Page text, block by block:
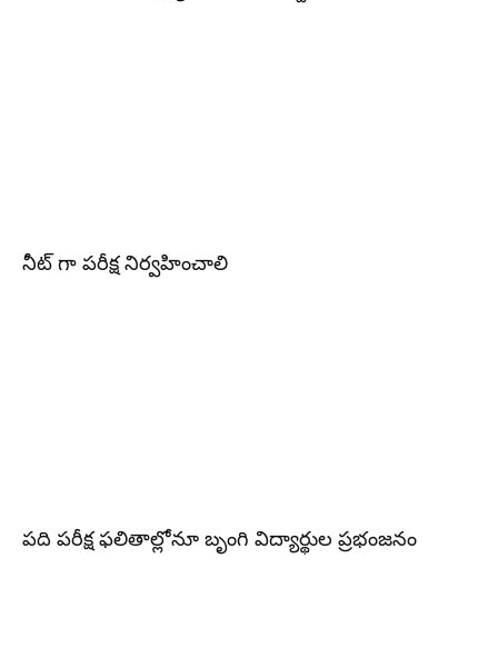
నీట్ గా పరీక్ష నిర్వహించాలి
పది పరీక్ష ఫలితాల్లోనూ బృంగి విద్యార్థుల ప్రభంజనం